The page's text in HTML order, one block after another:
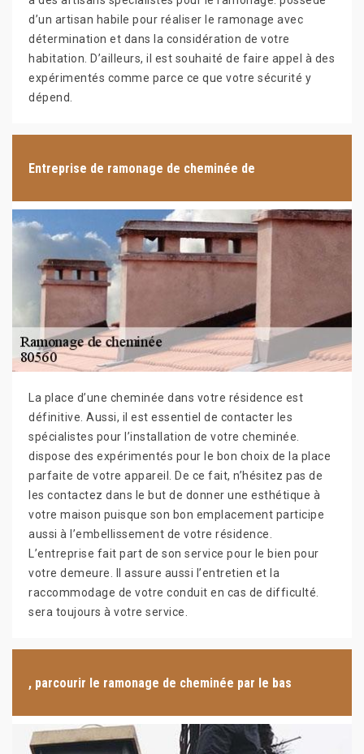
d’un artisan habile pour réaliser le ramonage avec
détermination et dans la considération de votre
habitation. D’ailleurs, il est souhaité de faire appel à des
expérimentés comme parce ce que votre sécurité y
dépend.
Entreprise de ramonage de cheminée de
La place d’une cheminée dans votre résidence est
définitive. Aussi, il est essentiel de contacter les
spécialistes pour l’installation de votre cheminée.
dispose des expérimentés pour le bon choix de la place
parfaite de votre appareil. De ce fait, n’hésitez pas de
les contactez dans le but de donner une esthétique à
votre maison puisque son bon emplacement participe
aussi à l’embellissement de votre résidence.
L’entreprise fait part de son service pour le bien pour
votre demeure. Il assure aussi l’entretien et la
raccommodage de votre conduit en cas de difficulté.
sera toujours à votre service.
, parcourir le ramonage de cheminée par le bas